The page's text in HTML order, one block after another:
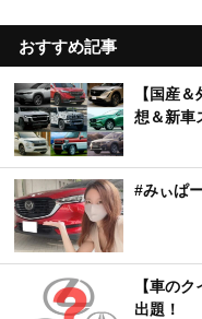
おすすめ記事
【国産
想＆新車
#みぃぱ
【車の
出題！